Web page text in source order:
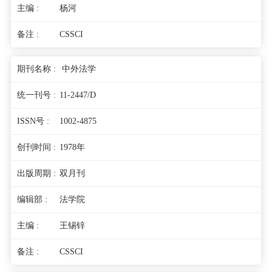
杨河
CSSCI
中外法学
11-2447/D
1002-4875
1978年
双月刊
法学院
王锡锌
CSSCI